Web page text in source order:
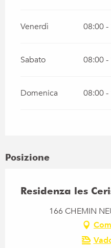
Venerdì 08:00 -
Sabato 08:00 -
Domenica 08:00 -
Posizione
Residenza les
166 CHEMIN